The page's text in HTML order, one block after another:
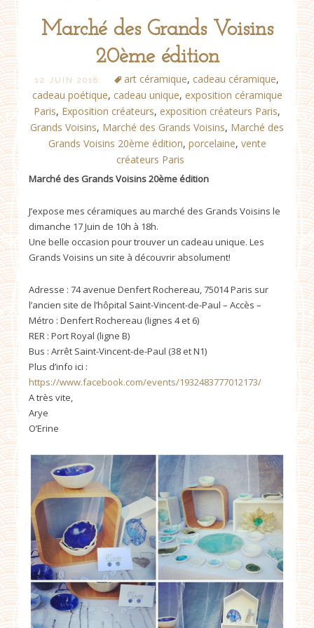
Marché des Grands Voisins
20ème édition
12 JUIN 2018 art céramique, cadeau céramique,
cadeau poétique, cadeau unique, exposition céramique
Paris, Exposition créateurs, exposition créateurs Paris,
Grands Voisins, Marché des Grands Voisins, Marché des
Grands Voisins 20ème édition, porcelaine, vente
créateurs Paris
Marché des Grands Voisins 20ème édition
J’expose mes céramiques au marché des Grands Voisins le
dimanche 17 Juin de 10h à 18h.
Une belle occasion pour trouver un cadeau unique. Les
Grands Voisins un site à découvrir absolument!
Adresse : 74 avenue Denfert Rochereau, 75014 Paris sur
l’ancien site de l’hôpital Saint-Vincent-de-Paul – Accès –
Métro : Denfert Rochereau (lignes 4 et 6)
RER : Port Royal (ligne B)
Bus : Arrêt Saint-Vincent-de-Paul (38 et N1)
Plus d’info ici :
https://www.facebook.com/events/1932483777012173/
A très vite,
Arye
O’Erine